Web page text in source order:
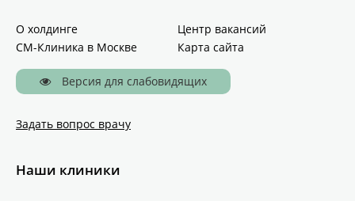
О холдинге
Центр вакансий
СМ-Клиника в Москве
Карта сайта
Версия для слабовидящих
Задать вопрос врачу
Наши клиники